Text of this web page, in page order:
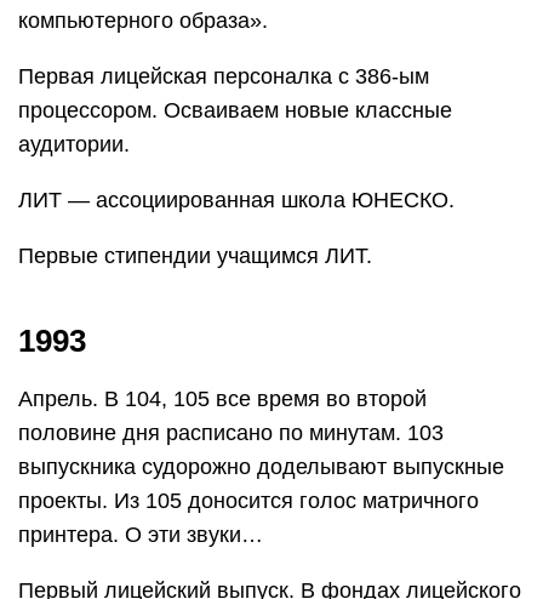
компьютерного образа».
Первая лицейская персоналка с 386-ым
процессором. Осваиваем новые классные
аудитории.
ЛИТ — ассоциированная школа ЮНЕСКО.
Первые стипендии учащимся ЛИТ.
1993
Апрель. В 104, 105 все время во второй
половине дня расписано по минутам. 103
выпускника судорожно доделывают выпускные
проекты. Из 105 доносится голос матричного
принтера. О эти звуки…
Первый лицейский выпуск. В фондах лицейского